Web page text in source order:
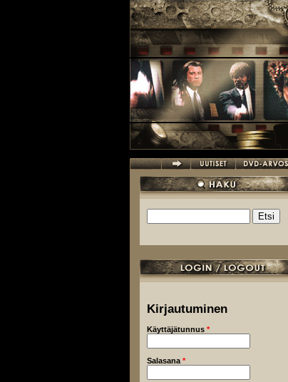
Hakulomake
Kirjautuminen
Käyttäjätunnus *
Salasana *